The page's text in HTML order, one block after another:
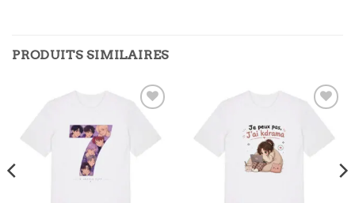
PRODUITS SIMILAIRES
d’envies
Ajouter
d’envies